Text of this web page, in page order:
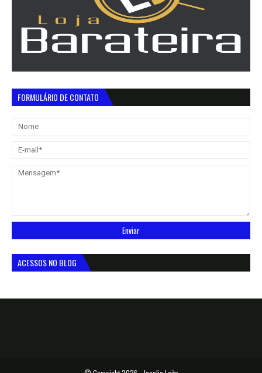
FORMULÁRIO DE CONTATO
ACESSOS NO BLOG